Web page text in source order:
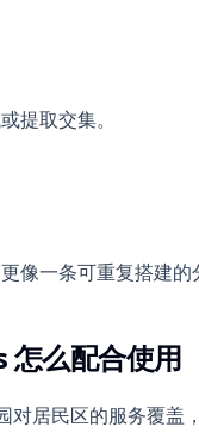
提取交集。
像一条可重复搭建的
怎么配合使用
对居民区的服务覆盖